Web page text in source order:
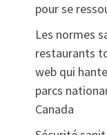
pour se
Les normes
restaurants
web qui
parcs
Canada